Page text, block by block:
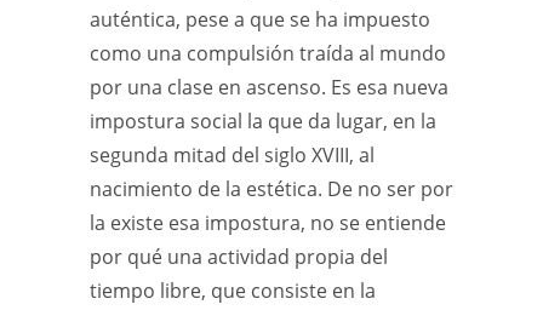
auténtica, pese a que se ha impuesto
como una compulsión traída al mundo
por una clase en ascenso. Es esa nueva
impostura social la que da lugar, en la
segunda mitad del siglo XVIII, al
nacimiento de la estética. De no ser por
la existe esa impostura, no se entiende
por qué una actividad propia del
tiempo libre, que consiste en la